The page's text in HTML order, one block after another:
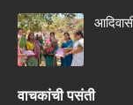
वाचकांची पसंती